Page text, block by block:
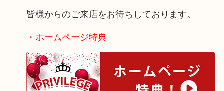
皆様からのご来店をお待ちしております。
・ホームページ特典